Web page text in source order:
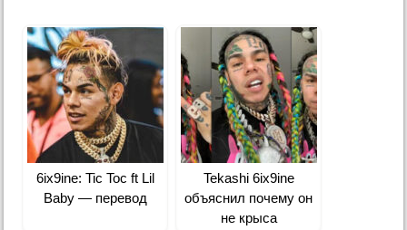
6ix9ine: Tic Toc ft Lil
Baby — перевод
Tekashi 6ix9ine
объяснил почему он
не крыса